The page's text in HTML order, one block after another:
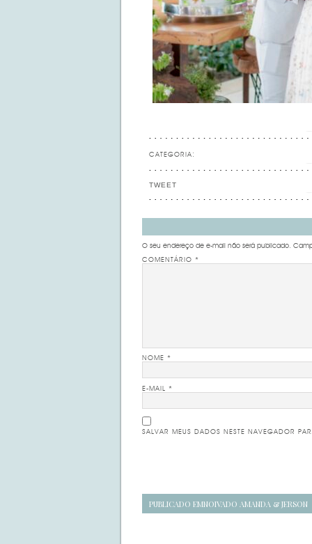
CATEGORIA:
TWEET
O seu endereço de e-mail não será publicado.
COMENTÁRIO *
NOME *
E-MAIL *
SALVAR MEUS DADOS NESTE NAVEGADOR
Navegação
PUBLICADO EMNOIVADO AMANDA & JERSON